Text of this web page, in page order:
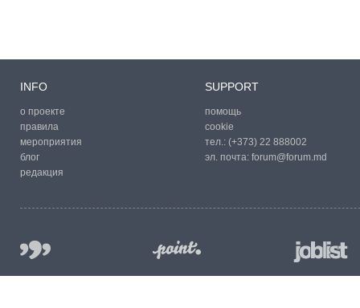
INFO
о проекте
правила
мероприятия
блог
редакция
SUPPORT
помощь
cookie
тел.: (+373) 22 888002
эл. почта: forum@forum.md